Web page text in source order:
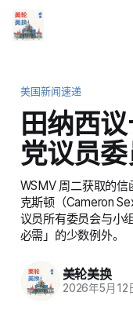
美国新闻速递
田纳西
党议员
WSMV 周二获取的信
克斯顿（Cameron
议员所有委员会与小
必需」的少数例外。
美轮美换
2026年5月12